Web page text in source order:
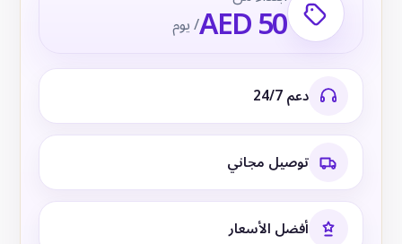
AED 50/ يوم
دعم 24/7
توصيل مجاني
أفضل الأسعار